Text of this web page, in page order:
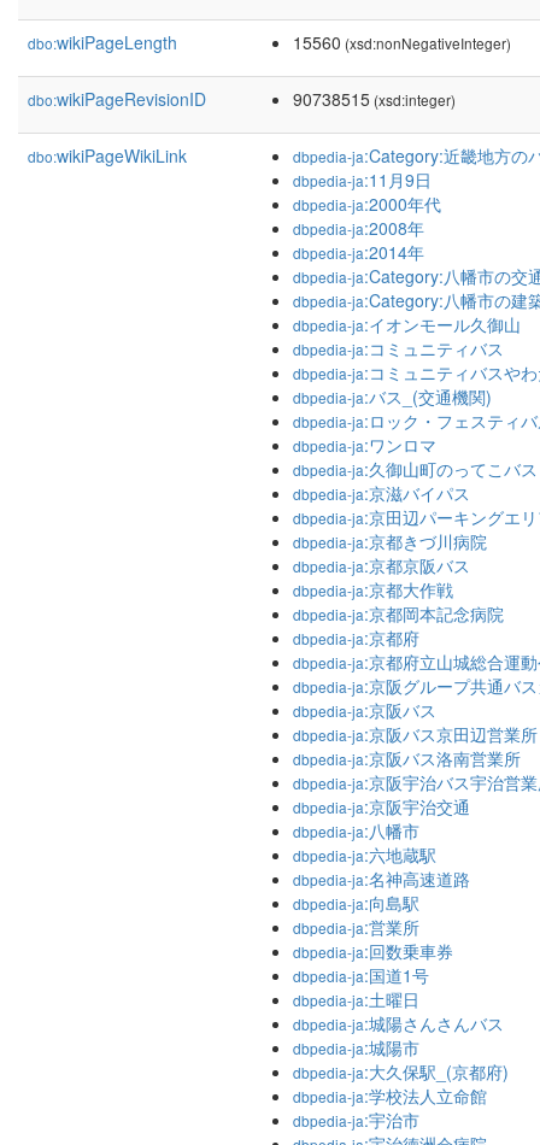
dbo:wikiPageLength 15560 (xsd:nonNegativeInteger)
dbo:wikiPageRevisionID 90738515 (xsd:integer)
dbo:wikiPageWikiLink dbpedia-ja:Category:近畿地方の
dbpedia-ja:11月9日
dbpedia-ja:2000年代
dbpedia-ja:2008年
dbpedia-ja:2014年
dbpedia-ja:Category:八幡市の交
dbpedia-ja:Category:八幡市の建
dbpedia-ja:イオンモール久御山
dbpedia-ja:コミュニティバス
dbpedia-ja:コミュニティバスや
dbpedia-ja:バス_(交通機関)
dbpedia-ja:ロック・フェスティ
dbpedia-ja:ワンロマ
dbpedia-ja:久御山町のってこバス
dbpedia-ja:京滋バイパス
dbpedia-ja:京田辺パーキングエ
dbpedia-ja:京都きづ川病院
dbpedia-ja:京都京阪バス
dbpedia-ja:京都大作戦
dbpedia-ja:京都岡本記念病院
dbpedia-ja:京都府
dbpedia-ja:京都府立山城総合運
dbpedia-ja:京阪グループ共通バ
dbpedia-ja:京阪バス
dbpedia-ja:京阪バス京田辺営業所
dbpedia-ja:京阪バス洛南営業所
dbpedia-ja:京阪宇治バス宇治営
dbpedia-ja:京阪宇治交通
dbpedia-ja:八幡市
dbpedia-ja:六地蔵駅
dbpedia-ja:名神高速道路
dbpedia-ja:向島駅
dbpedia-ja:営業所
dbpedia-ja:回数乗車券
dbpedia-ja:国道1号
dbpedia-ja:土曜日
dbpedia-ja:城陽さんさんバス
dbpedia-ja:城陽市
dbpedia-ja:大久保駅_(京都府)
dbpedia-ja:学校法人立命館
dbpedia-ja:宇治市